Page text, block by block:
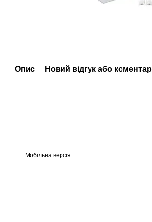
Опис Новий відгук або коментар
Мобільна версія